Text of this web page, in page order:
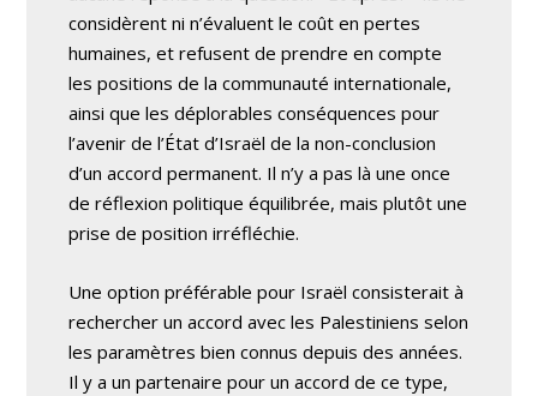
considèrent ni n’évaluent le coût en pertes
humaines, et refusent de prendre en compte
les positions de la communauté internationale,
ainsi que les déplorables conséquences pour
l’avenir de l’État d’Israël de la non-conclusion
d’un accord permanent. Il n’y a pas là une once
de réflexion politique équilibrée, mais plutôt une
prise de position irréfléchie.
Une option préférable pour Israël consisterait à
rechercher un accord avec les Palestiniens selon
les paramètres bien connus depuis des années.
Il y a un partenaire pour un accord de ce type,